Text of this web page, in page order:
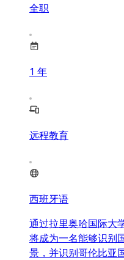
全职
1 年
远程教育
西班牙语
通过拉里奥哈国际大
将成为一名能够识别
景，并识别哥伦比亚